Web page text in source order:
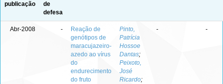
publicação
de
defesa
Abr-2008 -
Reação de
genótipos de
maracujazeiro-
azedo ao vírus
do
endurecimento
do fruto
Pinto,
Patrícia
Hossoe
Dantas;
Peixoto,
José
Ricardo;
- -